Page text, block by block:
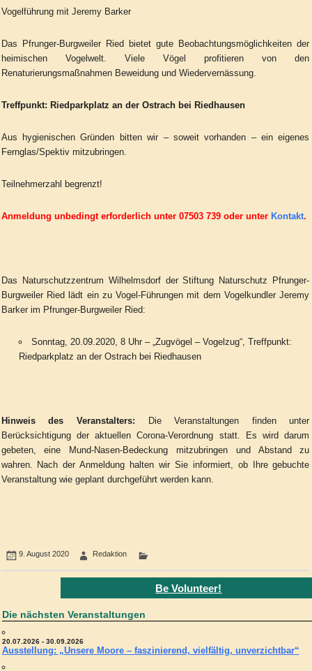
Vogelführung mit Jeremy Barker
Das Pfrunger-Burgweiler Ried bietet gute Beobachtungsmöglichkeiten der
heimischen Vogelwelt. Viele Vögel profitieren von den
Renaturierungsmaßnahmen Beweidung und Wiedervernässung.
Treffpunkt: Riedparkplatz an der Ostrach bei Riedhausen
Aus hygienischen Gründen bitten wir – soweit vorhanden – ein eigenes
Fernglas/Spektiv mitzubringen.
Teilnehmerzahl begrenzt!
Anmeldung unbedingt erforderlich unter 07503 739 oder unter Kontakt.
Das Naturschutzzentrum Wilhelmsdorf der Stiftung Naturschutz Pfrunger-
Burgweiler Ried lädt ein zu Vogel-Führungen mit dem Vogelkundler Jeremy
Barker im Pfrunger-Burgweiler Ried:
Sonntag, 20.09.2020, 8 Uhr – „Zugvögel – Vogelzug“, Treffpunkt:
Riedparkplatz an der Ostrach bei Riedhausen
Hinweis des Veranstalters: Die Veranstaltungen finden unter
Berücksichtigung der aktuellen Corona-Verordnung statt. Es wird darum
gebeten, eine Mund-Nasen-Bedeckung mitzubringen und Abstand zu
wahren. Nach der Anmeldung halten wir Sie informiert, ob Ihre gebuchte
Veranstaltung wie geplant durchgeführt werden kann.
9. August 2020 Redaktion
Be Volunteer!
Die nächsten Veranstaltungen
20.07.2026 - 30.09.2026
Ausstellung: „Unsere Moore – faszinierend, vielfältig, unverzichtbar“